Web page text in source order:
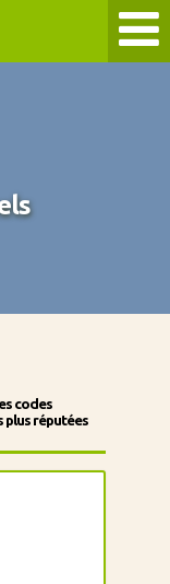
codes
plus réputées